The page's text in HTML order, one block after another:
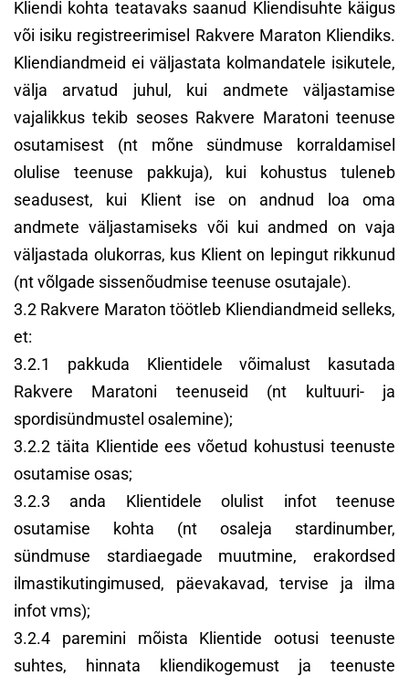
Kliendi kohta teatavaks saanud Kliendisuhte käigus
või isiku registreerimisel Rakvere Maraton Kliendiks.
Kliendiandmeid ei väljastata kolmandatele isikutele,
välja arvatud juhul, kui andmete väljastamise
vajalikkus tekib seoses Rakvere Maratoni teenuse
osutamisest (nt mõne sündmuse korraldamisel
olulise teenuse pakkuja), kui kohustus tuleneb
seadusest, kui Klient ise on andnud loa oma
andmete väljastamiseks või kui andmed on vaja
väljastada olukorras, kus Klient on lepingut rikkunud
(nt võlgade sissenõudmise teenuse osutajale).
3.2 Rakvere Maraton töötleb Kliendiandmeid selleks,
et:
3.2.1 pakkuda Klientidele võimalust kasutada
Rakvere Maratoni teenuseid (nt kultuuri- ja
spordisündmustel osalemine);
3.2.2 täita Klientide ees võetud kohustusi teenuste
osutamise osas;
3.2.3 anda Klientidele olulist infot teenuse
osutamise kohta (nt osaleja stardinumber,
sündmuse stardiaegade muutmine, erakordsed
ilmastikutingimused, päevakavad, tervise ja ilma
infot vms);
3.2.4 paremini mõista Klientide ootusi teenuste
suhtes, hinnata kliendikogemust ja teenuste